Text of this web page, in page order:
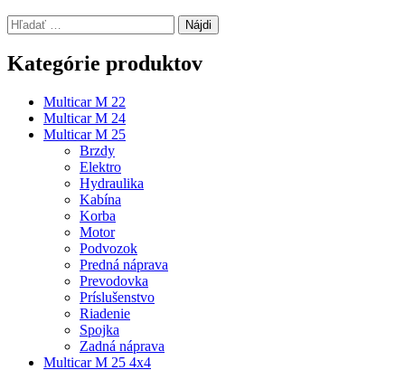
Hľadať:
Kategórie produktov
Multicar M 22
Multicar M 24
Multicar M 25
Brzdy
Elektro
Hydraulika
Kabína
Korba
Motor
Podvozok
Predná náprava
Prevodovka
Príslušenstvo
Riadenie
Spojka
Zadná náprava
Multicar M 25 4x4